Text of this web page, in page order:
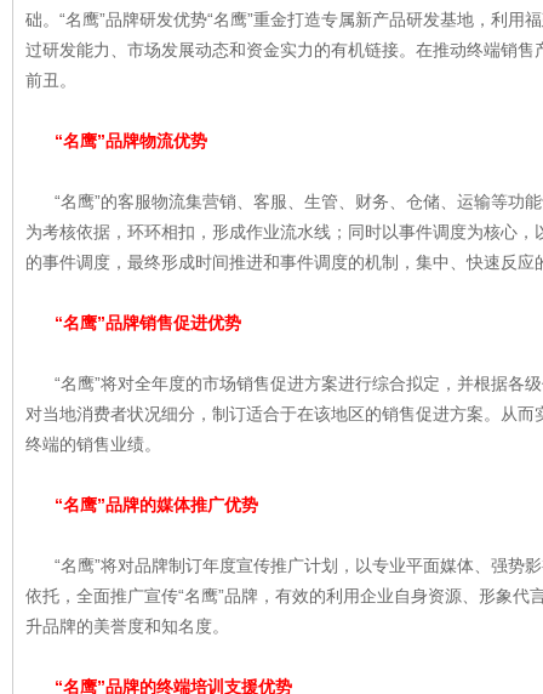
础。“名鹰”品牌研发优势“名鹰”重金打造专属新产品研发基地，利用
过研发能力、市场发展动态和资金实力的有机链接。在推动终端销
前丑。
“名鹰”品牌物流优势
“名鹰”的客服物流集营销、客服、生管、财务、仓储、运输等功
为考核依据，环环相扣，形成作业流水线；同时以事件调度为核心
的事件调度，最终形成时间推进和事件调度的机制，集中、快速反应
“名鹰”品牌销售促进优势
“名鹰”将对全年度的市场销售促进方案进行综合拟定，并根据各
对当地消费者状况细分，制订适合于在该地区的销售促进方案。从
终端的销售业绩。
“名鹰”品牌的媒体推广优势
“名鹰”将对品牌制订年度宣传推广计划，以专业平面媒体、强势
依托，全面推广宣传“名鹰”品牌，有效的利用企业自身资源、形象
升品牌的美誉度和知名度。
“名鹰”品牌的终端培训支援优势